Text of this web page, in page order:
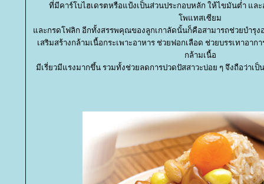
ที่มีคาร์โบไฮเดรตหรือแป้งเป็นส่วนประกอบหลัก ให้ไขมันต่ำ แล
พแทสเซียม
ละกรดโฟลิก อีกทั้งสรรพคุณของลูกเกาลัดนั้นก็คือสามารถช่วยบำรุงอ
เสริมสร้างกล้ามเนื้อกระเพาะอาหาร ช่วยฟอกเลือด ช่วยบรรเทาอา
กล้ามเนื้อ
มีเรี่ยวมีแรงมากขึ้น รวมทั้งช่วยลดการปวดปัสสาวะบ่อย ๆ จึงถือว่าเป็